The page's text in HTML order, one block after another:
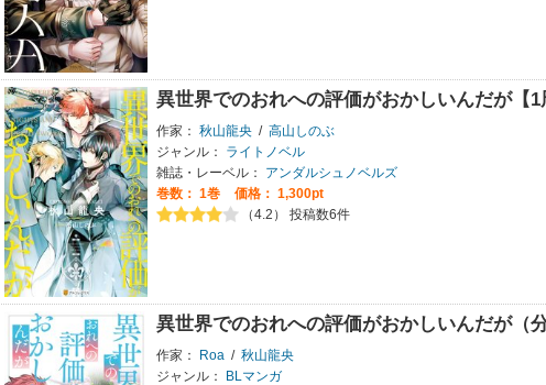
異世界でのおれへの評価がおかしいんだが【1
作家： 秋山龍央 / 高山しのぶ
ジャンル：
ライトノベル
雑誌・レーベル：
アンダルシュノベルズ
巻数： 1巻
価格： 1,300pt
（4.2） 投稿数6件
異世界でのおれへの評価がおかしいんだが（
作家： Roa / 秋山龍央
ジャンル：
BLマンガ